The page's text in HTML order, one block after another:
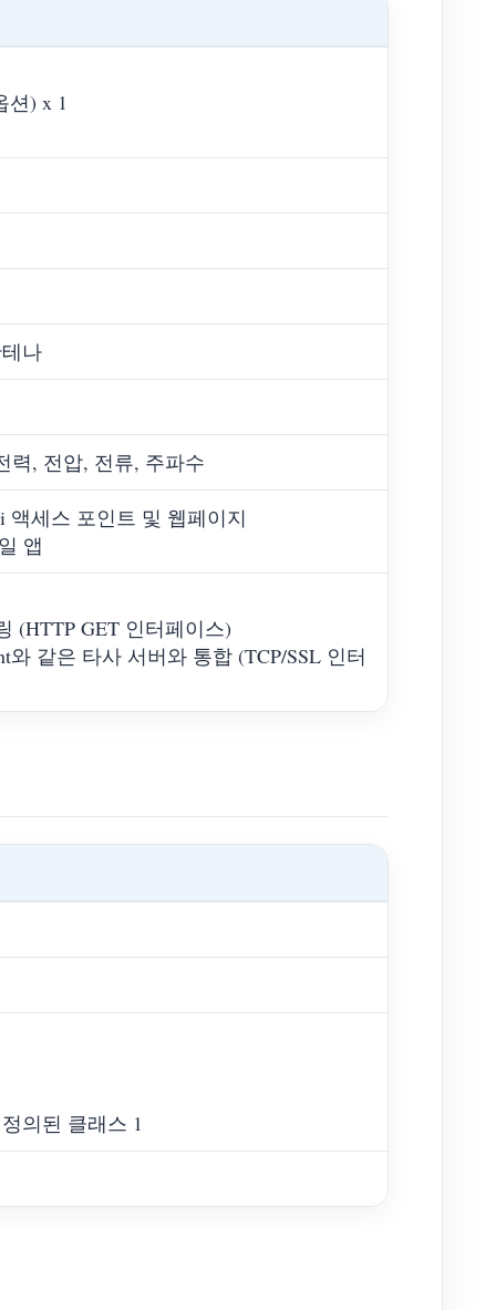
션) x 1
나
력, 전압, 전류, 주파수
액세스 포인트 및 웹페이지
앱
(HTTP GET 인터페이스)
와 같은 타사 서버와 통합 (TCP/SSL 인터
의된 클래스 1